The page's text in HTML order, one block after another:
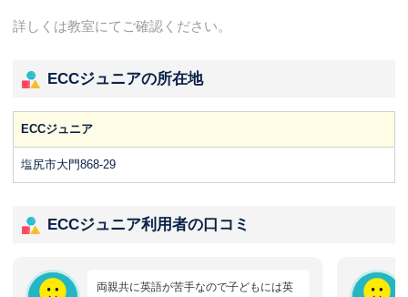
詳しくは教室にてご確認ください。
ECCジュニアの所在地
ECCジュニア
塩尻市大門868-29
ECCジュニア利用者の口コミ
両親共に英語が苦手なので子どもには英